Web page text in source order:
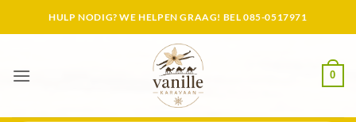
HULP NODIG? WE HELPEN GRAAG! BEL 085-0517971
0